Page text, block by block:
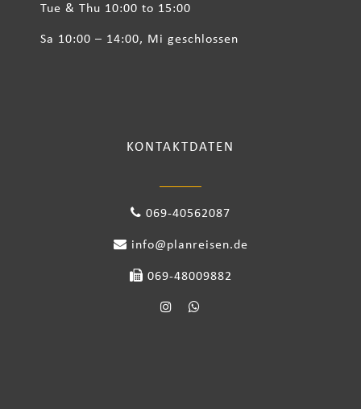
Tue & Thu 10:00 to 15:00
Sa 10:00 – 14:00, Mi geschlossen
KONTAKTDATEN
069-40562087
info@planreisen.de
069-48009882